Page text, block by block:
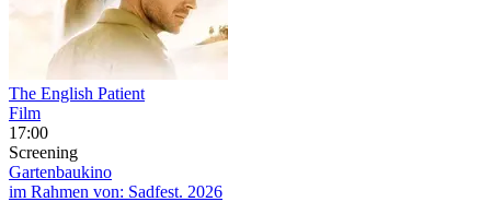
The English Patient
Film
17:00
Screening
Gartenbaukino
im Rahmen von: Sadfest. 2026